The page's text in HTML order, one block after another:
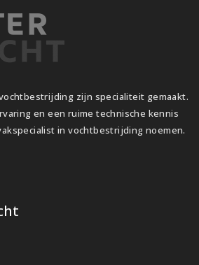
zijn specialiteit gemaakt.
en een ruime technische kennis
in vochtbestrijding noemen.